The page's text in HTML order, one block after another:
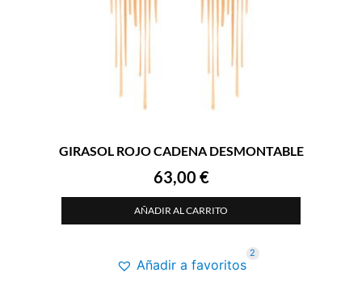
GIRASOL ROJO CADENA DESMONTABLE
63,00 €
AÑADIR AL CARRITO
Añadir a favoritos
2